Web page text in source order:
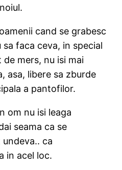
cand se grabesc
sa faca ceva, in special
mers, nu isi mai
asa, libere sa zburde
a pantofilor.
om nu isi leaga
seama ca se
ca
in acel loc.